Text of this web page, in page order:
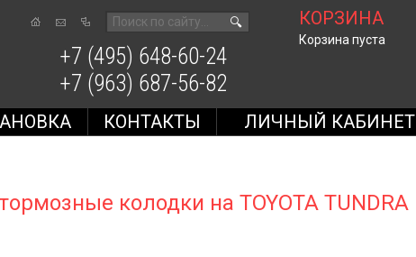
🔍 КОРЗИНА
Корзина пуста
+7 (495) 648-60-24
+7 (963) 687-56-82
КОНТАКТЫ ЛИЧНЫЙ КАБИНЕТ
колодки на TOYOTA TUNDRA